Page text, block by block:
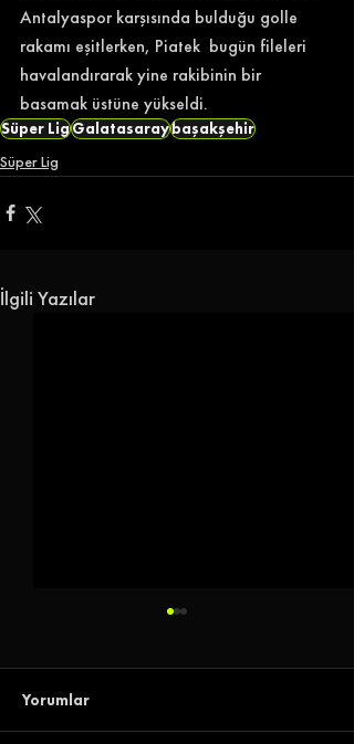
Antalyaspor karşısında bulduğu golle
rakamı eşitlerken, Piatek  bugün fileleri
havalandırarak yine rakibinin bir
basamak üstüne yükseldi.
Süper LigGalatasaraybaşakşehir
Süper Lig
İlgili Yazılar
Yorumlar